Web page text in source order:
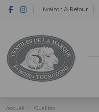
Livraison & Retour
Accueil Qualités